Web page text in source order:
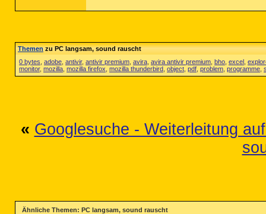
Themenzu PC langsam, sound rauscht
0 bytes adobe antivir, antivir premium avira avira antivir premium bho excel
monitor, mozilla mozilla firefox mozilla thunderbird object pdf problem programme
« Googlesuche - Weiterleitung
Ähnliche Themen: PC langsam, sound rauscht